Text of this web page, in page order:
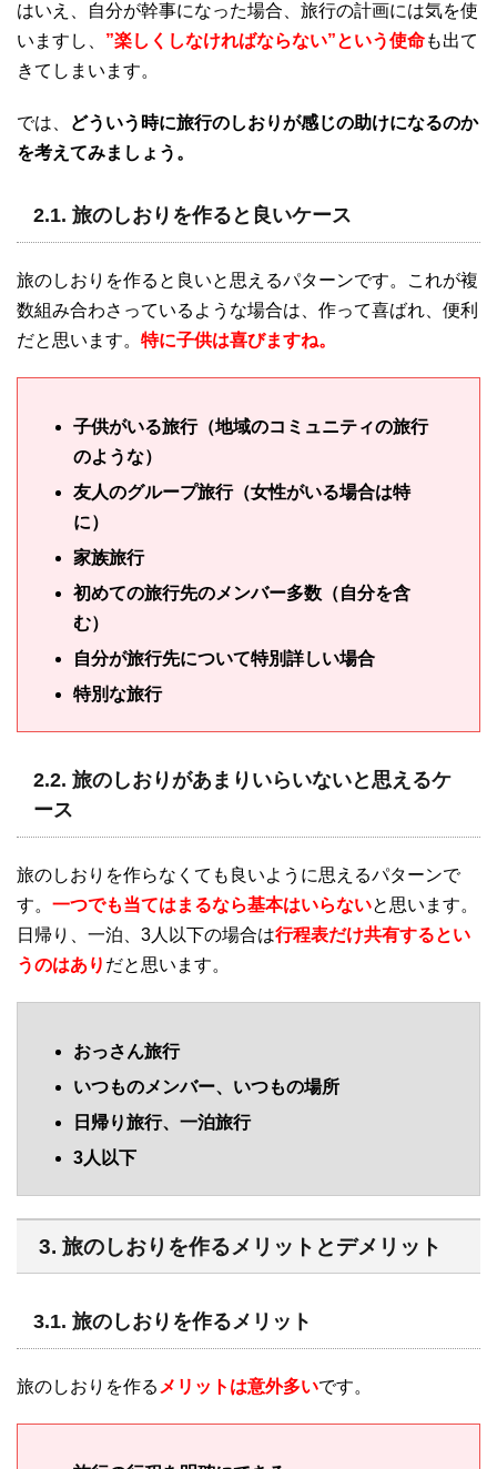
はいえ、自分が幹事になった場合、旅行の計画には気を使
いますし、 ”楽しくしなければならない”という使命も出て
きてしまいます。
では、
どういう時に旅行のしおりが感じの助けになるのか
を考えてみましょう。
2.1. 旅のしおりを作ると良いケース
旅のしおりを作ると良いと思えるパターンです。これが複
数組み合わさっているような場合は、作って喜ばれ、便利
だと思います。 特に子供は喜びますね。
子供がいる旅行（地域のコミュニティの旅行
のような）
友人のグループ旅行（女性がいる場合は特
に）
家族旅行
初めての旅行先のメンバー多数（自分を含
む）
自分が旅行先について特別詳しい場合
特別な旅行
2.2. 旅のしおりがあまりいらいないと思えるケ
ース
旅のしおりを作らなくても良いように思えるパターンで
す。 一つでも当てはまるなら基本はいらないと思います。
日帰り、一泊、3人以下の場合は行程表だけ共有するとい
うのはあり だと思います。
おっさん旅行
いつものメンバー、いつもの場所
日帰り旅行、一泊旅行
3人以下
3. 旅のしおりを作るメリットとデメリット
3.1. 旅のしおりを作るメリット
旅のしおりを作る メリットは意外多いです。